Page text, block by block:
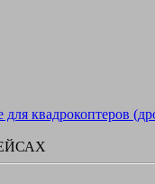
квадрокоптеров